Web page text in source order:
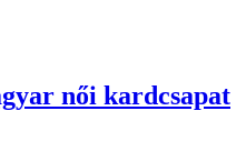
női kardcsapat